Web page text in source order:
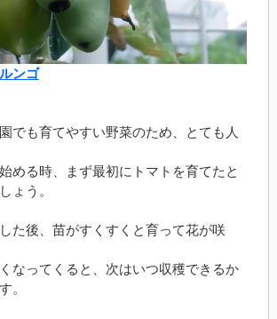
ルンゴ
でも育てやすい野菜のため、とても人
める時、まず最初にトマトを育てたと
ょう。
た後、苗がすくすくと育って花が咲
なってくると、次はいつ収穫できるか
。